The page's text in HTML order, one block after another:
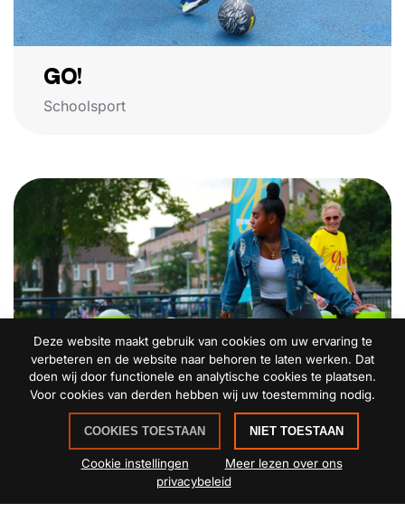
GO!
Schoolsport
PAUZESPORT
Schoolsport
Deze website maakt gebruik van cookies om uw ervaring te
verbeteren en de website naar behoren te laten werken. Dat
doen wij door functionele en analytische cookies te plaatsen.
Voor cookies van derden hebben wij uw toestemming nodig.
COOKIES TOESTAAN NIET TOESTAAN
Cookie instellingen
Meer lezen over ons
privacybeleid